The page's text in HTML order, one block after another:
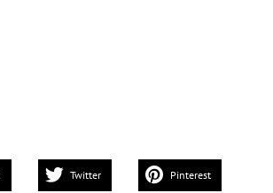
Twitter Pinterest